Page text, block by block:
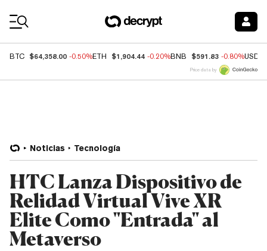
BTC $64,358.00 -0.50%ETH $1,904.44 -0.20%BNB $591.83 -0.80%USDC
Price data by
Noticias Tecnología
HTC Lanza Dispositivo de
Relidad Virtual Vive XR
Elite Como "Entrada" al
Metaverso